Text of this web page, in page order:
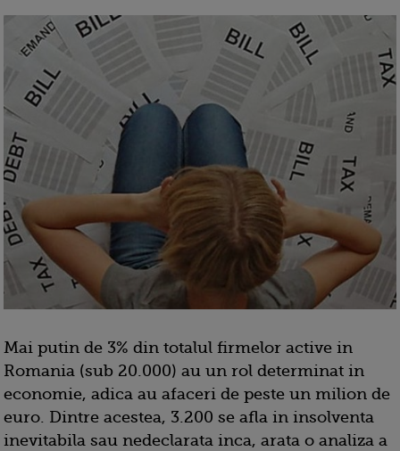
Mai putin de 3% din totalul firmelor active in
Romania (sub 20.000) au un rol determinat in
economie, adica au afaceri de peste un milion de
euro. Dintre acestea, 3.200 se afla in insolventa
inevitabila sau nedeclarata inca, arata o analiza a